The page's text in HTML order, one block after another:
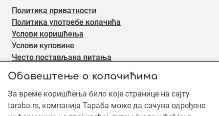
Обавештење о колачићима
За време коришћења било које странице на сајту
taraba.rs, компанија Тараба може да сачува одређене
Политика приватности
Политика употребе колачића
Услови коришћења
Услови куповине
Често постављана питања
Пријави се
Пријави се на наш електронски билтен (newsletter) за